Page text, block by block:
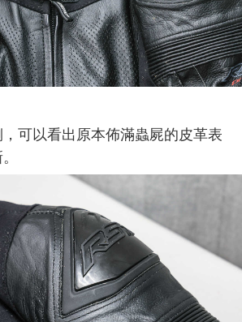
可以看出原本佈滿蟲屍的皮革表